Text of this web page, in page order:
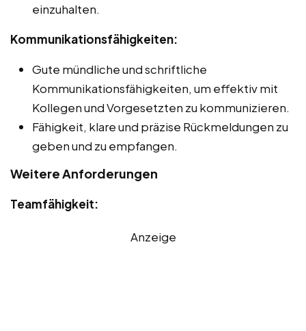
einzuhalten.
Kommunikationsfähigkeiten:
Gute mündliche und schriftliche
Kommunikationsfähigkeiten, um effektiv mit
Kollegen und Vorgesetzten zu kommunizieren.
Fähigkeit, klare und präzise Rückmeldungen zu
geben und zu empfangen.
Weitere Anforderungen
Teamfähigkeit:
Anzeige